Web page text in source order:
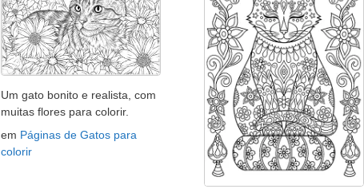
Um gato bonito e realista, com
muitas flores para colorir.
em Páginas de Gatos para
colorir